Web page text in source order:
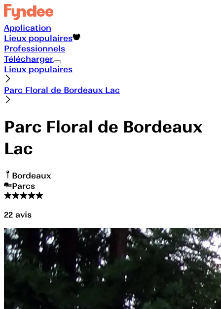
Application
Lieux populaires
Professionnels
Télécharger
Lieux populaires
Parc Floral de Bordeaux Lac
Parc Floral de Bordeaux
Lac
Bordeaux
Parcs
22 avis